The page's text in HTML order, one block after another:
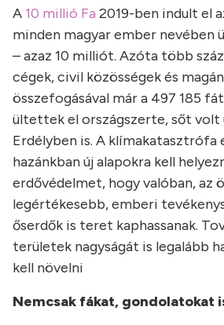
A 10 millió Fa 2019-ben indult el
minden magyar ember nevében
– azaz 10 milliót. Azóta több
cégek, civil közösségek és
összefogásával már a 497 185
ültettek el országszerte, sőt volt
Erdélyben is. A klímakatasztrófa
hazánkban új alapokra kell
erdővédelmet, hogy valóban, az
legértékesebb, emberi
őserdők is teret kaphassanak.
területek nagyságát is legalább
kell növelni
Nemcsak fákat, gondolatokat